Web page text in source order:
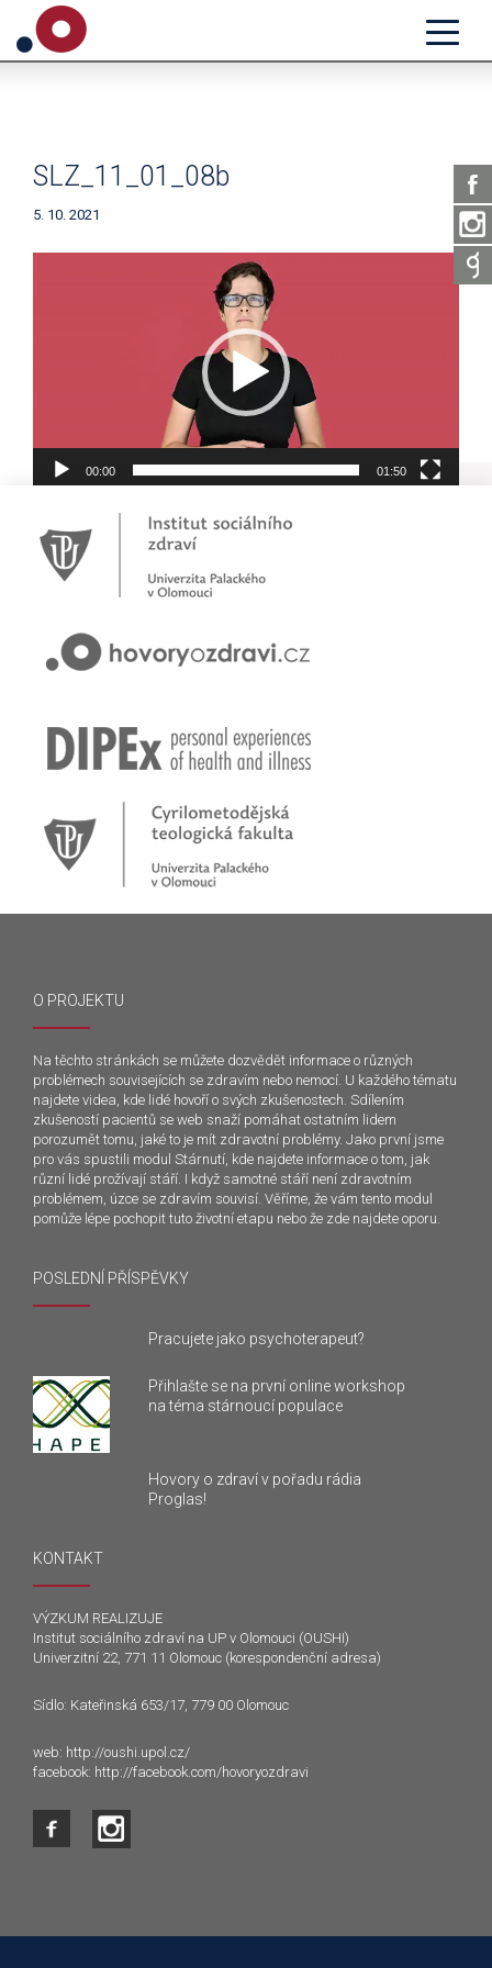
SLZ_11_01_08b
5. 10. 2021
00:00 01:50
Novinky
Přihlašte se na první online workshop na téma stárnoucí
Zkušenosti rodičů dětí s epilepsií
Začínáme nové téma! Sluchová vada u dětí
O PROJEKTU
Na těchto stránkách se můžete dozvědět informace o různých
problémech souvisejících se zdravím nebo nemocí. U každého tématu
najdete videa, kde lidé hovoří o svých zkušenostech. Sdílením
zkušeností pacientů se web snaží pomáhat ostatním lidem
porozumět tomu, jaké to je mít zdravotní problémy. Jako první jsme
pro vás spustili modul Stárnutí, kde najdete informace o tom, jak
různí lidé prožívají stáří. I když samotné stáří není zdravotním
problémem, úzce se zdravím souvisí. Věříme, že vám tento modul
pomůže lépe pochopit tuto životní etapu nebo že zde najdete oporu.
POSLEDNÍ PŘÍSPĚVKY
Pracujete jako psychoterapeut?
Přihlašte se na první online workshop
na téma stárnoucí populace
Hovory o zdraví v pořadu rádia
Proglas!
KONTAKT
VÝZKUM REALIZUJE
Institut sociálního zdraví na UP v Olomouci (OUSHI)
Univerzitní 22, 771 11 Olomouc (korespondenční adresa)
Sídlo: Kateřinská 653/17, 779 00 Olomouc
web: http://oushi.upol.cz/
facebook: http://facebook.com/hovoryozdravi